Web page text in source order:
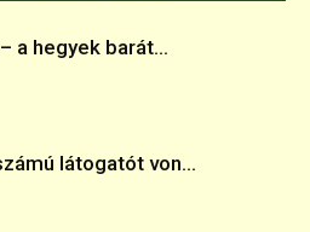
a hegyek barát...
látogatót von...